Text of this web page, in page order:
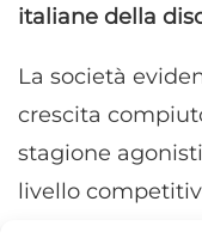
italiane della
La società
crescita
stagione
livello